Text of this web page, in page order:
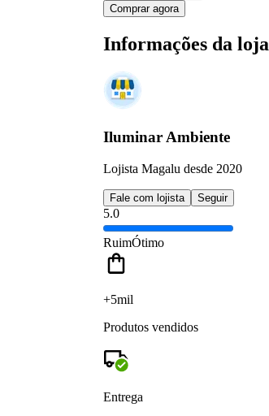
Comprar agora
Informações da loja
Iluminar Ambiente
Lojista Magalu desde 2020
Fale com lojista Seguir
5.0
RuimÓtimo
+5mil
Produtos vendidos
Entrega